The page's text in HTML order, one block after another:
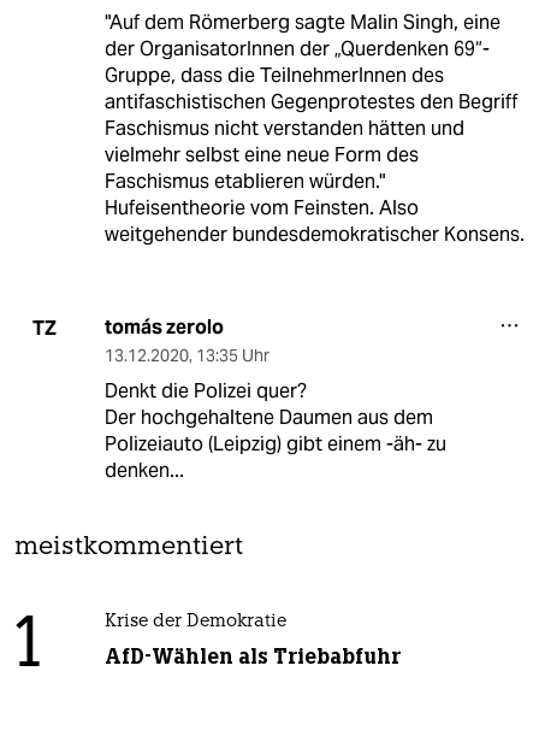
"Auf dem Römerberg sagte Malin Singh, eine
der OrganisatorInnen der „Querdenken 69“-
Gruppe, dass die TeilnehmerInnen des
antifaschistischen Gegenprotestes den Begriff
Faschismus nicht verstanden hätten und
vielmehr selbst eine neue Form des
Faschismus etablieren würden."
Hufeisentheorie vom Feinsten. Also
weitgehender bundesdemokratischer Konsens.
TZ tomás zerolo
13.12.2020, 13:35 Uhr
Denkt die Polizei quer?
Der hochgehaltene Daumen aus dem
Polizeiauto (Leipzig) gibt einem -äh- zu
denken...
meistkommentiert
1 Krise der Demokratie
AfD-Wählen als Triebabfuhr